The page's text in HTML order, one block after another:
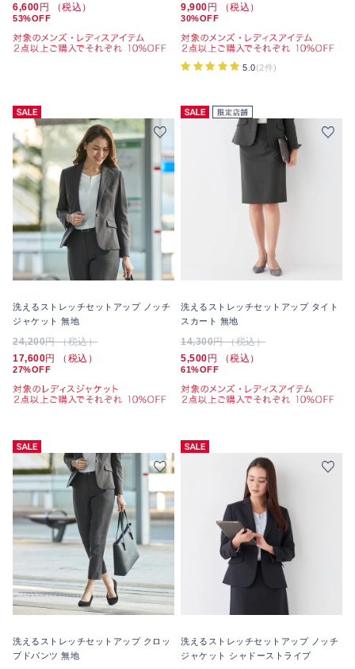
6,600円 （税込）
53%OFF
9,900円 （税込）
30%OFF
5.0(2件)
洗えるストレッチセットアップ ノッチ
ジャケット 無地
24,200円 （税込）
17,600円 （税込）
27%OFF
洗えるストレッチセットアップ タイト
スカート 無地
14,300円 （税込）
5,500円 （税込）
61%OFF
洗えるストレッチセットアップ クロッ
プドパンツ 無地
洗えるストレッチセットアップ ノッチ
ジャケット シャドーストライプ